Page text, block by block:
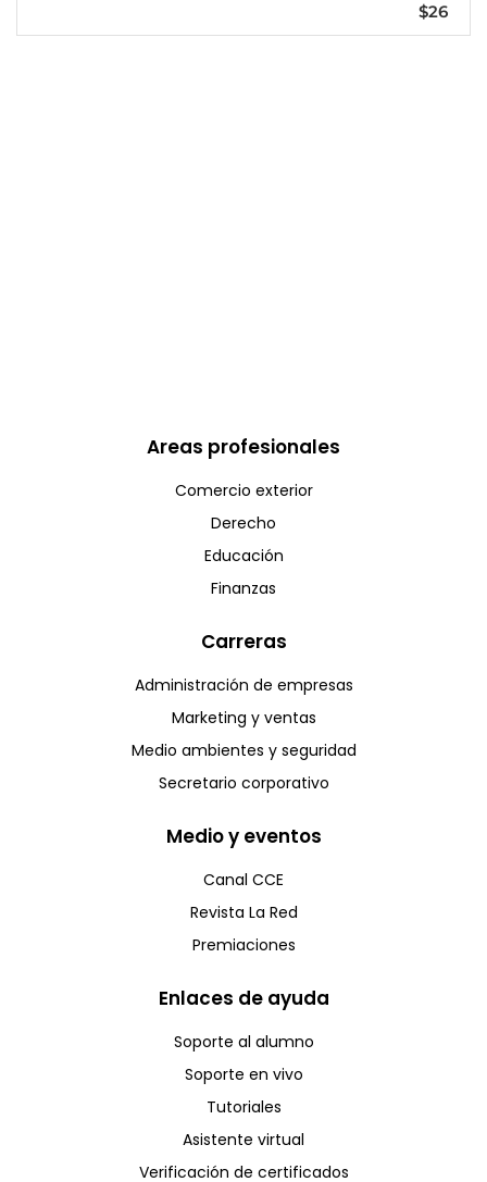
$26
Areas profesionales
Comercio exterior
Derecho
Educación
Finanzas
Carreras
Administración de empresas
Marketing y ventas
Medio ambientes y seguridad
Secretario corporativo
Medio y eventos
Canal CCE
Revista La Red
Premiaciones
Enlaces de ayuda
Soporte al alumno
Soporte en vivo
Tutoriales
Asistente virtual
Verificación de certificados